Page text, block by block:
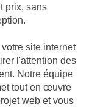
prix, sans
site internet
l'attention des
Notre équipe
tout en œuvre
web et vous